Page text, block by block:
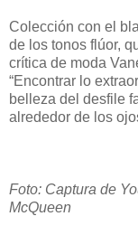
Colección con el
de los tonos flúor,
crítica de moda
“Encontrar lo
belleza del desfile
alrededor de los
Foto: Captura de
McQueen